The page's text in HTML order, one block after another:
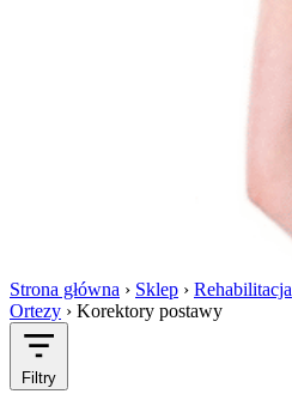
Strona główna › Sklep › Rehabilitacja
Ortezy › Korektory postawy
Filtry